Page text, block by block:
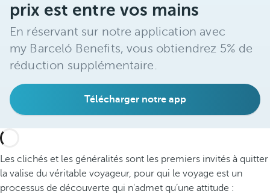
prix est entre vos mains
En réservant sur notre application avec
my Barceló Benefits, vous obtiendrez 5% de
réduction supplémentaire.
Télécharger notre app
Les clichés et les généralités sont les premiers invités à quitter
la valise du véritable voyageur, pour qui le voyage est un
processus de découverte qui n'admet qu’une attitude :